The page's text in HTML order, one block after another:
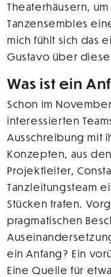
Theaterhäusern,
Tanzensembles
mich fühlt sich das
Gustavo über diese
Was ist ein
Schon im
interessierten
Ausschreibung mit
Konzepten, aus
Projektleiter,
Tanzleitungsteam
Stücken trafen.
pragmatischen
ein Anfang? Ein
Eine Quelle für